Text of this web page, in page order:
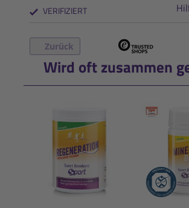
VERIFIZIERT
Zurück
Wird oft zusammen